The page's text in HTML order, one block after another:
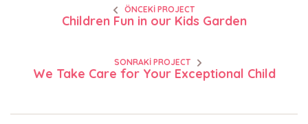
ÖNCEKI PROJECT
Children Fun in our Kids Garden
SONRAKI PROJECT
We Take Care for Your Exceptional Child